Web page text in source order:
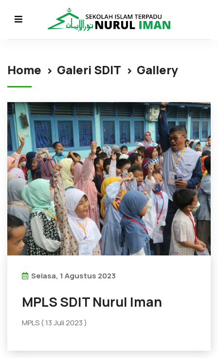
Home Galeri SDIT Gallery
Selasa, 1 Agustus 2023
MPLS SDIT Nurul Iman
MPLS ( 13 Juli 2023 )